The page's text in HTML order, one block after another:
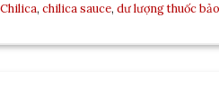
Chilica,chilica sauce,dư lượng thuốc